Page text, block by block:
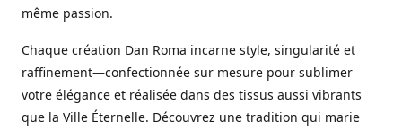
même passion.
Chaque création Dan Roma incarne style, singularité et
raffinement—confectionnée sur mesure pour sublimer
votre élégance et réalisée dans des tissus aussi vibrants
que la Ville Éternelle. Découvrez une tradition qui marie